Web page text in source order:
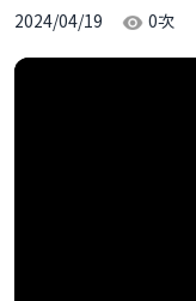
2024/04/19 0次